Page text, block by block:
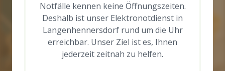
Notfälle kennen keine Öffnungszeiten.
Deshalb ist unser Elektronotdienst in
Langenhennersdorf rund um die Uhr
erreichbar. Unser Ziel ist es, Ihnen
jederzeit zeitnah zu helfen.